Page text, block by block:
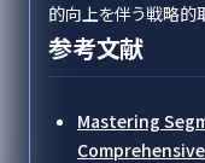
的向上を伴う戦略的
参考文献
Mastering